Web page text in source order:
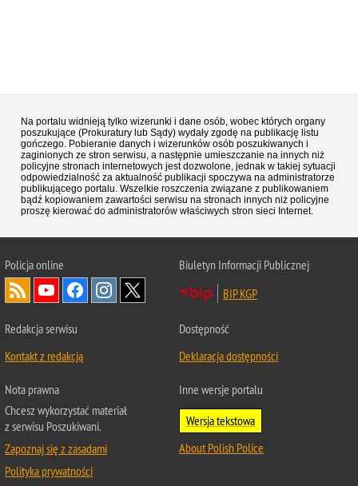
Na portalu widnieją tylko wizerunki i dane osób, wobec których organy
poszukujące (Prokuratury lub Sądy) wydały zgodę na publikację listu
gończego. Pobieranie danych i wizerunków osób poszukiwanych i
zaginionych ze stron serwisu, a następnie umieszczanie na innych niż
policyjne stronach internetowych jest dozwolone, jednak w takiej sytuacji
odpowiedzialność za aktualność publikacji spoczywa na administratorze
publikującego portalu. Wszelkie roszczenia związane z publikowaniem
bądź kopiowaniem zawartości serwisu na stronach innych niż policyjne
proszę kierować do administratorów właściwych stron sieci Internet.
Policjaonline
Biuletyn Informacji Publicznej
BIP KGP
Redakcja serwisu
Kontakt z redakcją
Dostępność
Deklaracja dostępności
Nota prawna
Chcesz wykorzystać materiał
z serwisu Poszukiwani.
Zapoznaj się z zasadami
Polityka prywatności
Inne wersje portalu
Wersja tekstowa
About Polish Police